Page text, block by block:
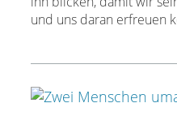
und uns daran erfreuen